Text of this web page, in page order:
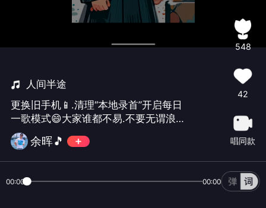
人间半途
更换旧手机📱.清理“本地录首”开启每日
一歌模式😄大家谁都不易.不要无谓浪费
不用支持.也㊗️好友们双节快乐🎈🎊🌹
余晖🎵
548
42
唱同款
00:00 00:00